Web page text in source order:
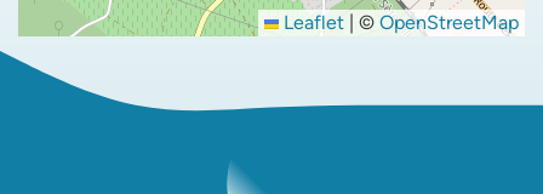
Leaflet | © OpenStreetMap